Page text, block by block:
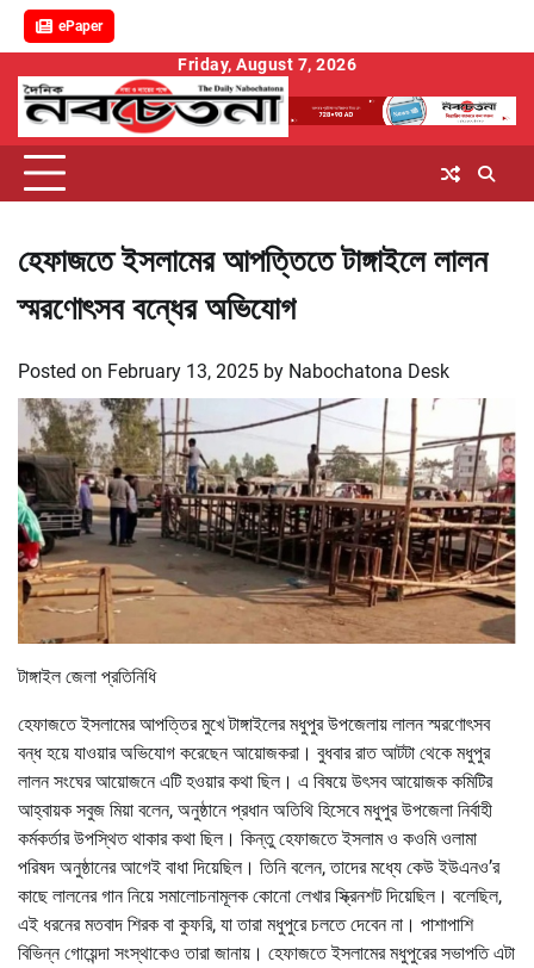
ePaper
content
Friday, August 7, 2026
হেফাজতে ইসলামের আপত্তিতে টাঙ্গাইলে লালন
স্মরণোৎসব বন্ধের অভিযোগ
Posted on February 13, 2025 by Nabochatona Desk
টাঙ্গাইল জেলা প্রতিনিধি
হেফাজতে ইসলামের আপত্তির মুখে টাঙ্গাইলের মধুপুর উপজেলায় লালন স্মরণোৎসব
বন্ধ হয়ে যাওয়ার অভিযোগ করেছেন আয়োজকরা। বুধবার রাত আটটা থেকে মধুপুর
লালন সংঘের আয়োজনে এটি হওয়ার কথা ছিল। এ বিষয়ে উৎসব আয়োজক কমিটির
আহ্বায়ক সবুজ মিয়া বলেন, অনুষ্ঠানে প্রধান অতিথি হিসেবে মধুপুর উপজেলা নির্বাহী
কর্মকর্তার উপস্থিত থাকার কথা ছিল। কিন্তু হেফাজতে ইসলাম ও কওমি ওলামা
পরিষদ অনুষ্ঠানের আগেই বাধা দিয়েছিল। তিনি বলেন, তাদের মধ্যে কেউ ইউএনও’র
কাছে লালনের গান নিয়ে সমালোচনামূলক কোনো লেখার স্ক্রিনশট দিয়েছিল। বলেছিল,
এই ধরনের মতবাদ শিরক বা কুফরি, যা তারা মধুপুরে চলতে দেবেন না। পাশাপাশি
বিভিন্ন গোয়েন্দা সংস্থাকেও তারা জানায়। হেফাজতে ইসলামের মধুপুরের সভাপতি এটা